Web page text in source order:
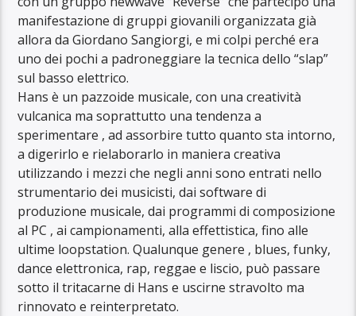
manifestazione di gruppi giovanili organizzata già
allora da Giordano Sangiorgi, e mi colpi perché era
uno dei pochi a padroneggiare la tecnica dello “slap”
sul basso elettrico.
Hans è un pazzoide musicale, con una creatività
vulcanica ma soprattutto una tendenza a
sperimentare , ad assorbire tutto quanto sta intorno,
a digerirlo e rielaborarlo in maniera creativa
utilizzando i mezzi che negli anni sono entrati nello
strumentario dei musicisti, dai software di
produzione musicale, dai programmi di composizione
al PC , ai campionamenti, alla effettistica, fino alle
ultime loopstation. Qualunque genere , blues, funky,
dance elettronica, rap, reggae e liscio, può passare
sotto il tritacarne di Hans e uscirne stravolto ma
rinnovato e reinterpretato.